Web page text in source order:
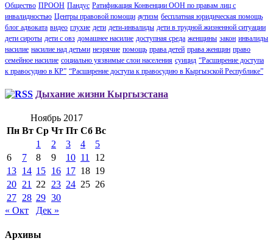
Общество ПРООН Пандус Ратификация Конвенции ООН по правам лиц с
инвалидностью Центры правовой помощи аутизм бесплатная юридическая помощь
блог адвоката видео глухие дети дети-инвалиды дети в трудной жизненной ситуации
дети сироты дети с овз домашнее насилие доступная среда женщины закон инвалиды
насилие насилие над детьми незрячие помощь права детей права женщин право
семейное насилие социально уязвимые слои населения суицид “Расширение доступа
к правосудию в КР” “Расширение доступа к правосудию в Кыргызской Республике”
Дыхание жизни Кыргызстана
Ноябрь 2017
Пн Вт Ср Чт Пт Сб Вс
1
2 3 4
5
6
7 8 9 10 11
12
13 14 15 16 17 18 19
20 21 22 23 24 25 26
27 28 29 30
« Окт
Дек »
Архивы